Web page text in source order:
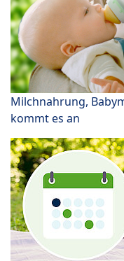
Milchnahrung,
kommt es an